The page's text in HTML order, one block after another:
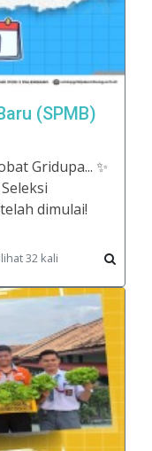
(SPMB)
Gridupa... ✨
dimulai!
32 kali